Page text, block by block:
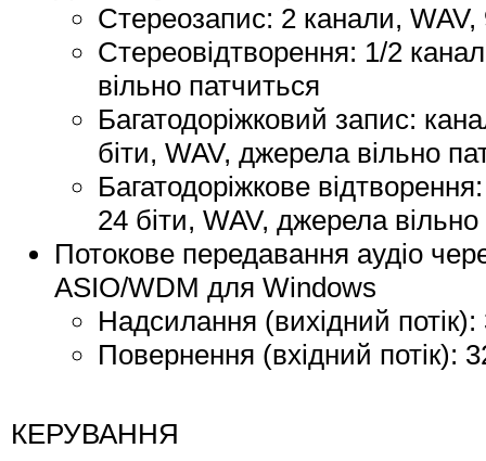
Стереозапис: 2 канали, WAV,
Стереовідтворення: 1/2
вільно патчиться
Багатодоріжковий запис:
біти, WAV, джерела вільно
Багатодоріжкове
24 біти, WAV, джерела
Потокове передавання аудіо
ASIO/WDM для Windows
Надсилання (вихідний
Повернення (вхідний потік):
КЕРУВАННЯ